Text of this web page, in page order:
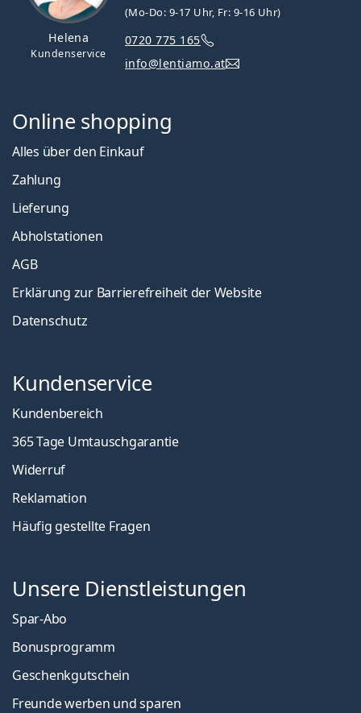
Helena
Kundenservice
(Mo-Do: 9-17 Uhr, Fr: 9-16 Uhr)
0720 775 165
info@lentiamo.at
Online shopping
Alles über den Einkauf
Zahlung
Lieferung
Abholstationen
AGB
Erklärung zur Barrierefreiheit der Website
Datenschutz
Kundenservice
Kundenbereich
365 Tage Umtauschgarantie
Widerruf
Reklamation
Häufig gestellte Fragen
Unsere Dienstleistungen
Spar-Abo
Bonusprogramm
Geschenkgutschein
Freunde werben und sparen